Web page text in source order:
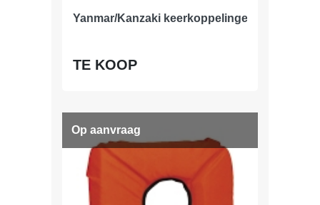
Yanmar/Kanzaki keerkoppelingen
TE KOOP
Op aanvraag